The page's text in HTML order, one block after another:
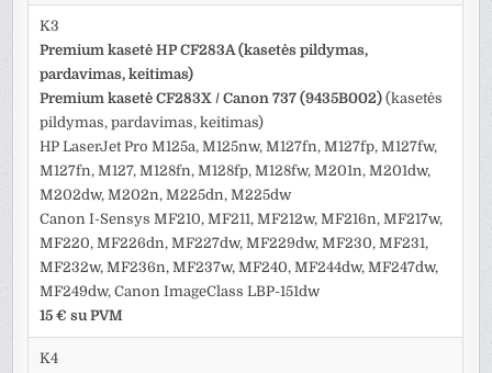
K3
Premium kasetė HP CF283A (kasetės pildymas,
pardavimas, keitimas)
Premium kasetė CF283X / Canon 737 (9435B002) (kasetės
pildymas, pardavimas, keitimas)
HP LaserJet Pro M125a, M125nw, M127fn, M127fp, M127fw,
M127fn, M127, M128fn, M128fp, M128fw, M201n, M201dw,
M202dw, M202n, M225dn, M225dw
Canon I-Sensys MF210, MF211, MF212w, MF216n, MF217w,
MF220, MF226dn, MF227dw, MF229dw, MF230, MF231,
MF232w, MF236n, MF237w, MF240, MF244dw, MF247dw,
MF249dw, Canon ImageClass LBP-151dw
15 € su PVM
K4